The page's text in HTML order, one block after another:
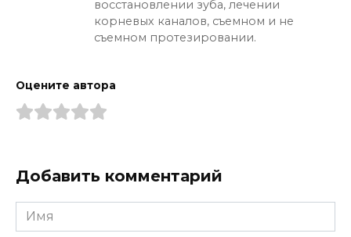
восстановлении зуба, лечении
корневых каналов, съемном и не
съемном протезировании.
Оцените автора
Добавить комментарий
Имя
*